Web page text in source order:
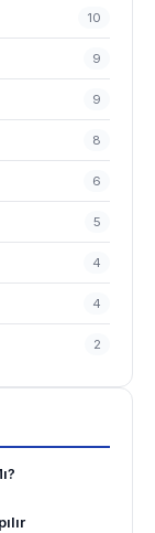
10
9
9
8
6
5
4
4
2